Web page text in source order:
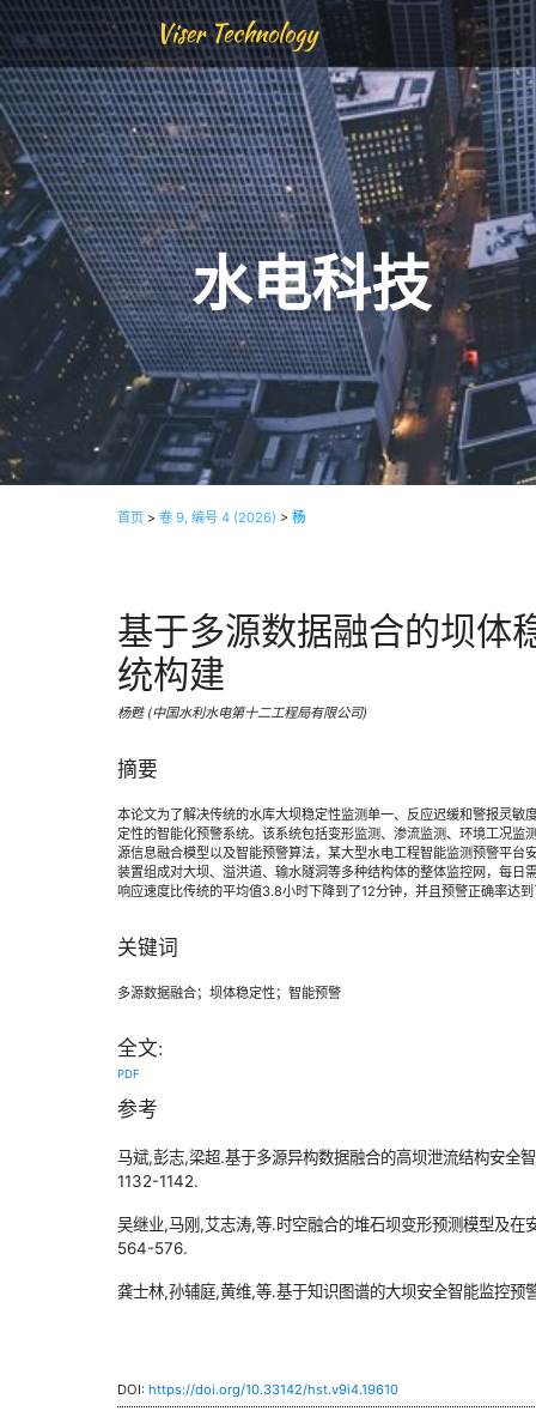
Viser Technology
水电科技
首页 > 卷 9, 编号 4 (2026) > 杨
基于多源数据融合的坝体
统构建
杨甦 (中国水利水电第十二工程局有限公司)
摘要
本论文为了解决传统的水库大坝稳定性监测单一、反应迟缓和警报灵敏
定性的智能化预警系统。该系统包括变形监测、渗流监测、环境工况
源信息融合模型以及智能预警算法，某大型水电工程智能监测预警平
装置组成对大坝、溢洪道、输水隧洞等多种结构体的整体监控网，每
响应速度比传统的平均值3.8小时下降到了12分钟，并且预警正确率达
关键词
多源数据融合；坝体稳定性；智能预警
全文:
PDF
参考
马斌,彭志,梁超.基于多源异构数据融合的高坝泄流结构安
1132-1142.
吴继业,马刚,艾志涛,等.时空融合的堆石坝变形预测模型及
564-576.
龚士林,孙辅庭,黄维,等.基于知识图谱的大坝安全智能监控
DOI: https://doi.org/10.33142/hst.v9i4.19610